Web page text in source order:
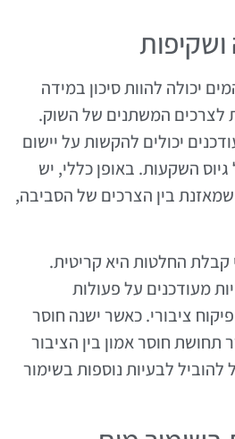
ושקיפות
יכולה להוות סיכון במידה
לצרכים המשתנים של השוק.
יכולים להקשות על יישום
גיוס השקעות. באופן כללי, יש
בין הצרכים של הסביבה,
קבלת החלטות היא קריטית.
מעודכנים על פעולות
ציבורי. כאשר ישנה חוסר
חוסר אמון בין הציבור
להוביל לבעיות נוספות בשימור